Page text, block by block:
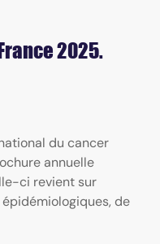
2025.
du cancer
annuelle
ci revient sur
de